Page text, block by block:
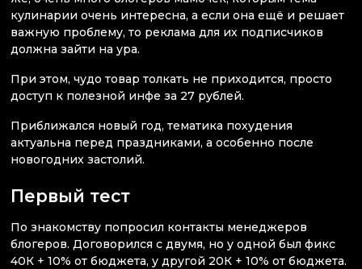
кулинарии очень интересна, а если она ещё и решает
важную проблему, то реклама для их подписчиков
должна зайти на ура.
При этом, чудо товар толкать не приходится, просто
доступ к полезной инфе за 27 рублей.
Приближался новый год, тематика похудения
актуальна перед праздниками, а особенно после
новогодних застолий.
Первый тест
По знакомству попросил контакты менеджеров
блогеров. Договорился с двумя, но у одной был фикс
40К + 10% от бюджета, у другой 20К + 10% от бюджета.